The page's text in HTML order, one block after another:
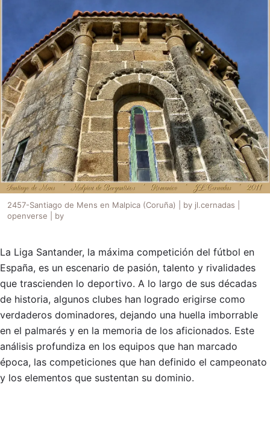
2457-Santiago de Mens en Malpica (Coruña) | by jl.cernadas |
openverse | by
La Liga Santander, la máxima competición del fútbol en
España, es un escenario de pasión, talento y rivalidades
que trascienden lo deportivo. A lo largo de sus décadas
de historia, algunos clubes han logrado erigirse como
verdaderos dominadores, dejando una huella imborrable
en el palmarés y en la memoria de los aficionados. Este
análisis profundiza en los equipos que han marcado
época, las competiciones que han definido el campeonato
y los elementos que sustentan su dominio.